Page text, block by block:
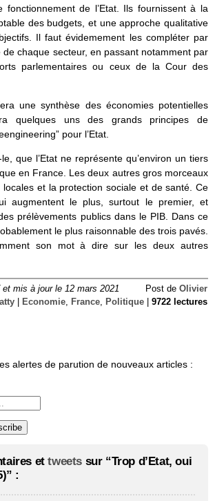
fonctionnement de l’Etat. Ils fournissent à la
des budgets, et une approche qualitative
Il faut évidemement les compléter par
de chaque secteur, en passant notamment par
parlementaires ou ceux de la Cour des
une synthèse des économies potentielles
quelques uns des grands principes de
pour l’Etat.
que l’Etat ne représente qu’environ un tiers
en France. Les deux autres gros morceaux
locales et la protection sociale et de santé. Ce
augmentent le plus, surtout le premier, et
prélèvements publics dans le PIB. Dans ce
le plus raisonnable des trois pavés.
son mot à dire sur les deux autres
mis à jour le 12 mars 2021 Post de Olivier
Economie France Politique 9722 lectures
alertes de parution de nouveaux articles :
ettweets sur “Trop d’Etat, oui
: